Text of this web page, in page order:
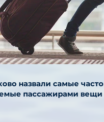
назвали самые часто
пассажирами вещи